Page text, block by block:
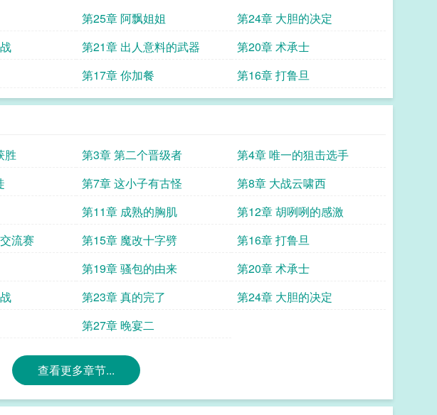
第25章 阿飘姐姐
第24章 大胆的决定
第21章 出人意料的武器
第20章 术承士
第17章 你加餐 第16章 打鲁旦
胜 第3章 第二个晋级者
第4章 唯一的狙击选手
第7章 这小子有古怪
第8章 大战云啸西
第11章 成熟的胸肌
第12章 胡咧咧的感激
流赛 第15章 魔改十字劈
第16章 打鲁旦
第19章 骚包的由来
第20章 术承士
第23章 真的完了
第24章 大胆的决定
第27章 晚宴二
查看更多章节...